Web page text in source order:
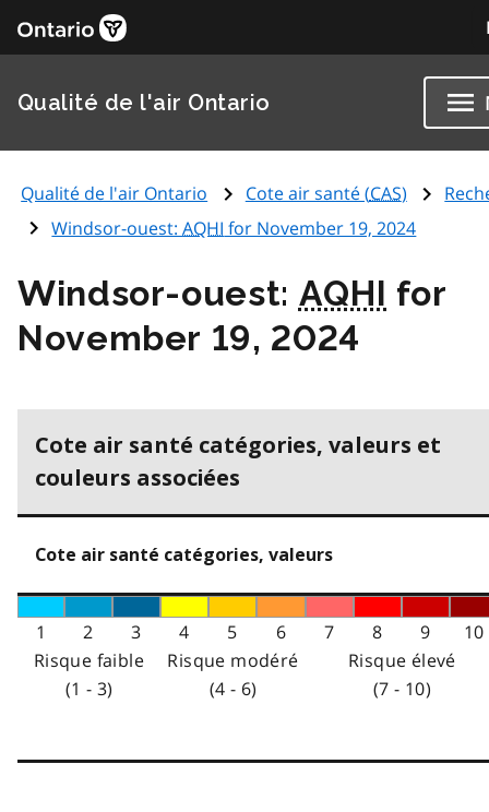
Qualité de l'air Ontario
Qualité de l'air Ontario Cote air santé (CAS)
Windsor-ouest:AQHI for November 19, 2024
Windsor-ouest: AQHI for
November 19, 2024
Cote air santé catégories, valeurs et
couleurs associées
Cote air santé catégories, valeurs
1 2 3 4 5 6 7 8 9
10
Risque faible
(1 - 3)
Risque modéré
(4 - 6)
Risque élevé
(7 - 10)